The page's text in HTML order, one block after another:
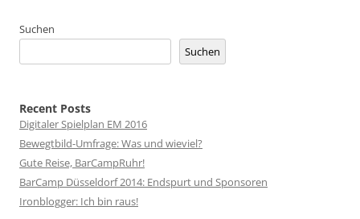
Suchen
Suchen
Recent Posts
Digitaler Spielplan EM 2016
Bewegtbild-Umfrage: Was und wieviel?
Gute Reise, BarCampRuhr!
BarCamp Düsseldorf 2014: Endspurt und Sponsoren
Ironblogger: Ich bin raus!